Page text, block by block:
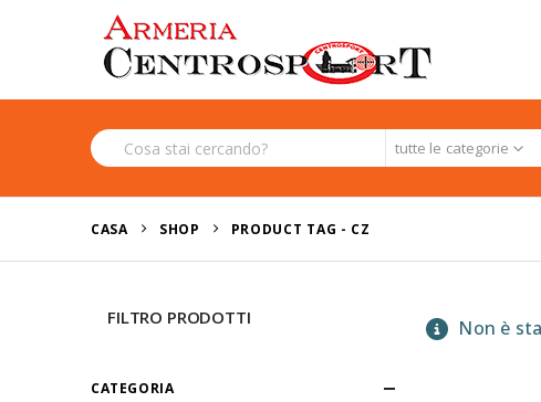
tutte le categorie
CASA SHOP PRODUCT TAG - CZ
Non è
FILTRO PRODOTTI
CATEGORIA